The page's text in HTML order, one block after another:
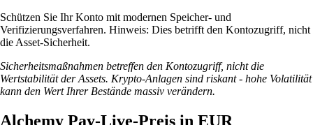
Schützen Sie Ihr Konto mit modernen Speicher- und
Verifizierungsverfahren. Hinweis: Dies betrifft den Kontozugriff, nicht
die Asset-Sicherheit.
Sicherheitsmaßnahmen betreffen den Kontozugriff, nicht die
Wertstabilität der Assets. Krypto-Anlagen sind riskant - hohe Volatilität
kann den Wert Ihrer Bestände massiv verändern.
Alchemy Pay-Live-Preis in EUR